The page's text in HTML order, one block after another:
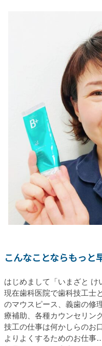
こんなことならもっ
はじめまして「いまざと け
現在歯科医院で歯科技工士
のマウスピース、 義歯の修
療補助、 各種カウンセリン
技工の仕事は何かしらのお
より よくするためのお仕事…